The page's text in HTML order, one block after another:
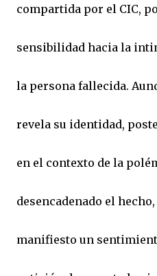
compartida por el CIC,
sensibilidad hacia la
la persona fallecida.
revela su identidad,
en el contexto de la
desencadenado el
manifiesto un